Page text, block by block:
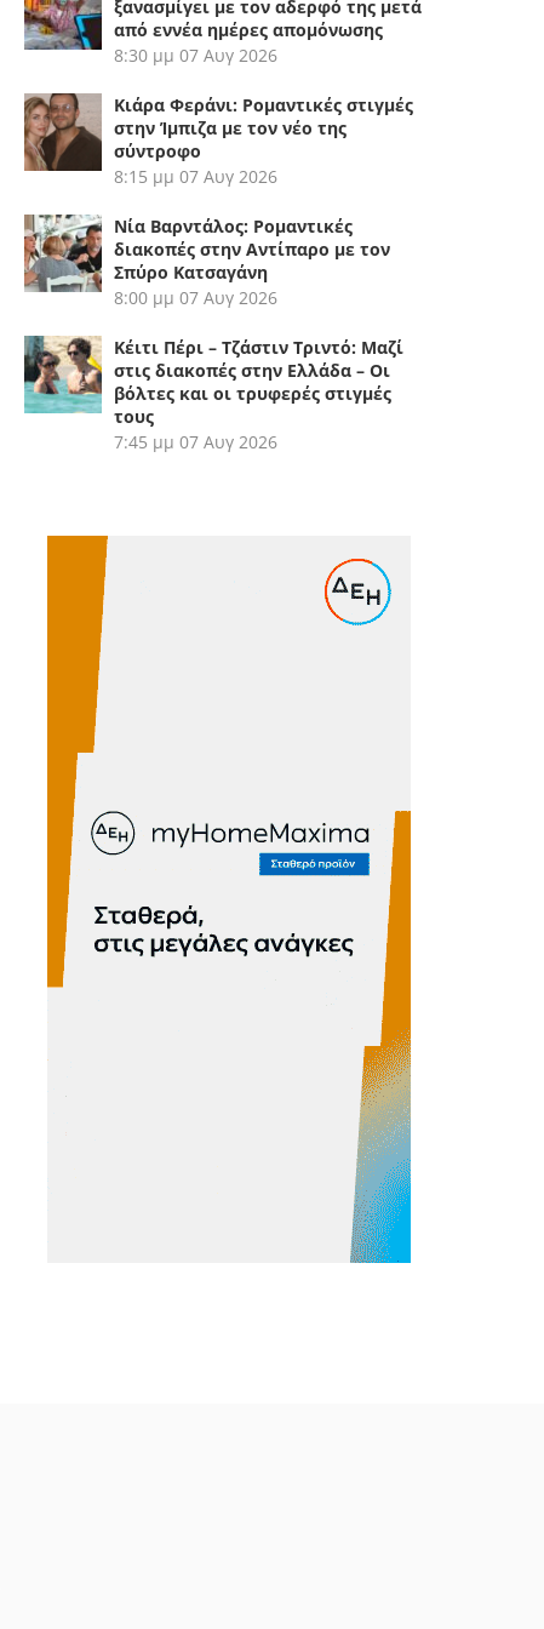
ξανασμίγει με τον αδερφό της μετά
από εννέα ημέρες απομόνωσης
8:30 μμ 07 Αυγ 2026
Κιάρα Φεράνι: Ρομαντικές στιγμές
στην Ίμπιζα με τον νέο της
σύντροφο
8:15 μμ 07 Αυγ 2026
Νία Βαρντάλος: Ρομαντικές
διακοπές στην Αντίπαρο με τον
Σπύρο Κατσαγάνη
8:00 μμ 07 Αυγ 2026
Κέιτι Πέρι – Τζάστιν Τριντό: Μαζί
στις διακοπές στην Ελλάδα – Οι
βόλτες και οι τρυφερές στιγμές
τους
7:45 μμ 07 Αυγ 2026